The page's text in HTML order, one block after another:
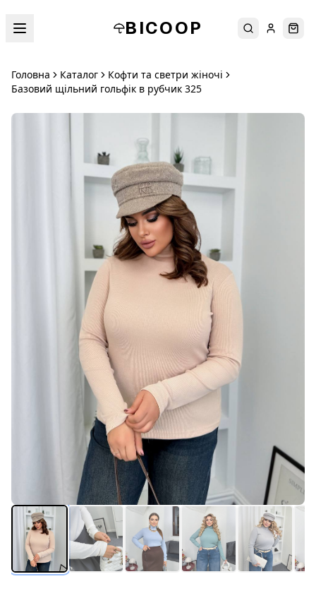
BICOOP ПошукУвійти
Головна Каталог
Кофти та светри жіночі
Базовий щільний гольфік в рубчик 325